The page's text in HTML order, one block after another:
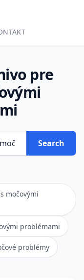
pre
Search
močovými
problémami
problémy